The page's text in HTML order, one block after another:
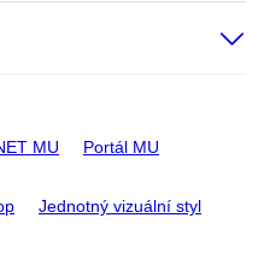
MU Portál MU
Jednotný vizuální styl